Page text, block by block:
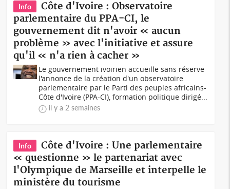
Info
Côte d'Ivoire : Observatoire
parlementaire du PPA-CI, le
gouvernement dit n'avoir « aucun
problème » avec l'initiative et assure
qu'il « n'a rien à cacher »
Le gouvernement ivoirien accueille sans réserve
l'annonce de la création d'un observatoire
parlementaire par le Parti des peuples africains-
Côte d'Ivoire (PPA-CI), formation politique dirigé...
il y a 2 semaines
Info
Côte d'Ivoire : Une parlementaire
« questionne » le partenariat avec
l'Olympique de Marseille et interpelle le
ministère du tourisme